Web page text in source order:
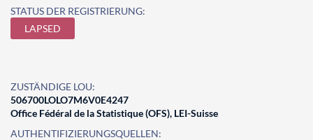
STATUS DER REGISTRIERUNG:
LAPSED
ZUSTÄNDIGE LOU:
506700LOLO7M6V0E4247
Office Fédéral de la Statistique (OFS), LEI-Suisse
AUTHENTIFIZIERUNGSQUELLEN: